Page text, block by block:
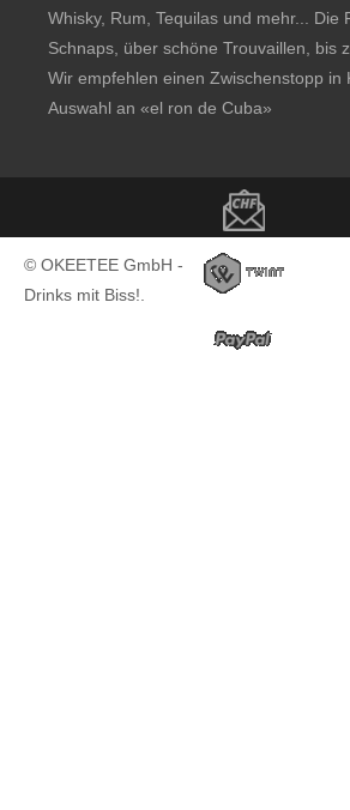
© OKEETEE GmbH -
Drinks mit Biss!.
Whisky, Rum, Tequilas und mehr... Die
Schnaps, über schöne Trouvaillen, bis
Wir empfehlen einen Zwischenstopp in
Auswahl an «el ron de Cuba»